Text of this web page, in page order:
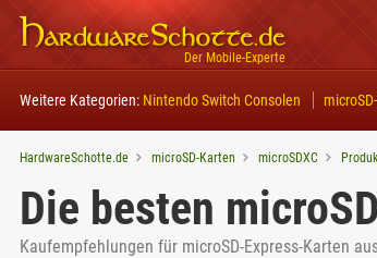
Der Mobile-Experte
Weitere Kategorien: Nintendo Switch Consolen
HardwareSchotte.de microSD-Karten microSDXC
Die besten
Kaufempfehlungen für microSD-Express-Karten